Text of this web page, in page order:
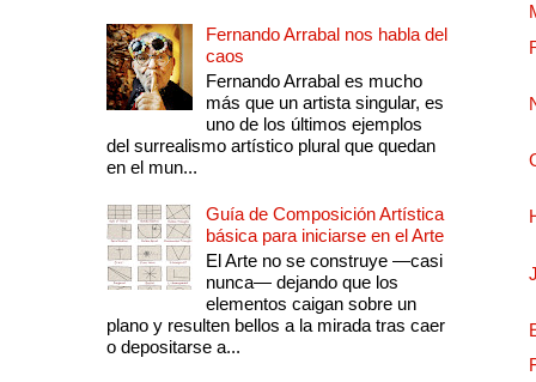
Fernando Arrabal nos habla del
caos
Fernando Arrabal es mucho
más que un artista singular, es
uno de los últimos ejemplos
del surrealismo artístico plural que quedan
en el mun...
Guía de Composición Artística
básica para iniciarse en el Arte
El Arte no se construye —casi
nunca— dejando que los
elementos caigan sobre un
plano y resulten bellos a la mirada tras caer
o depositarse a...